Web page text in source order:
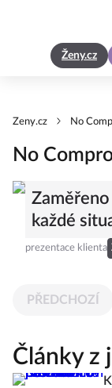
Ženy.cz
Zeny.cz No
No
každé
prezentace klienta
PŘEDCHOZÍ
Články z